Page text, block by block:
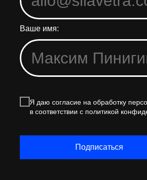
Я даю согласие на обработку
в соответствии с политикой
Подписаться
Ваше имя: